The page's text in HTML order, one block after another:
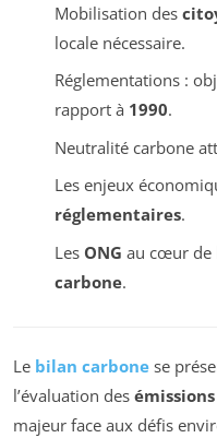
Mobilisation des
locale nécessaire.
Réglementations :
rapport à 1990.
Neutralité carbone
Les enjeux
réglementaires.
Les ONG au cœur de
carbone.
Le bilan carbone se
l’évaluation des
majeur face aux défis